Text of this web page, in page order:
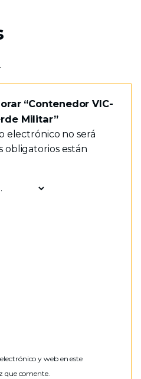
“Contenedor VIC-
Militar”
electrónico no será
obligatorios están
y web en este
que comente.